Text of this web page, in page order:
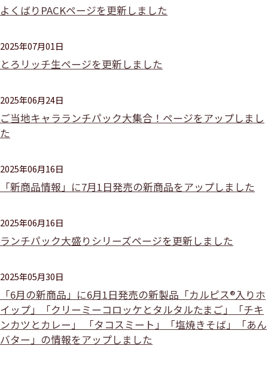
よくばりPACKページを更新しました
2025年07月01日
とろリッチ生ページを更新しました
2025年06月24日
ご当地キャラランチパック大集合！ページをアップしまし
た
2025年06月16日
「新商品情報」に7月1日発売の新商品をアップしました
2025年06月16日
ランチパック大盛りシリーズページを更新しました
2025年05月30日
「6月の新商品」に6月1日発売の新製品「カルピス®入りホ
イップ」「クリーミーコロッケとタルタルたまご」「チキ
ンカツとカレー」 「タコスミート」「塩焼きそば」「あん
バター」の情報をアップしました